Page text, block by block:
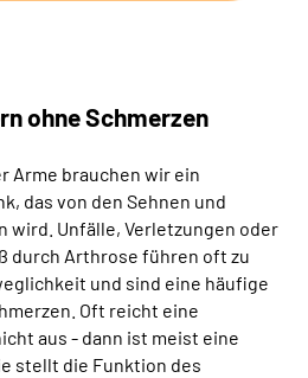
ohne Schmerzen
Arme brauchen wir ein
das von den Sehnen und
wird. Unfälle, Verletzungen oder
durch Arthrose führen oft zu
und sind eine häufige
Oft reicht eine
aus - dann ist meist eine
stellt die Funktion des